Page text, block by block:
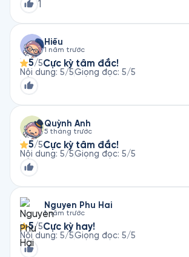
1
Hiếu
1 năm trước
5/5Cực kỳ tâm đắc!
Nội dung: 5/5Giọng đọc: 5/5
Quỳnh Anh
5 tháng trước
5/5Cực kỳ tâm đắc!
Nội dung: 5/5Giọng đọc: 5/5
Nguyen Phu Hai
1 năm trước
5/5Cực kỳ hay!
Nội dung: 5/5Giọng đọc: 5/5